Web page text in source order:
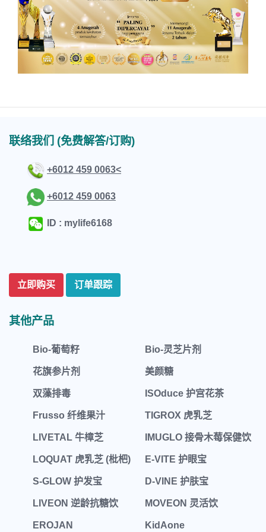
联络我们 (免费解答/订购)
+6012 459 0063<
+6012 459 0063
ID : mylife6168
立即购买 订单跟踪
其他产品
Bio-葡萄籽 Bio-灵芝片剂
花旗参片剂 美颜糖
双藻排毒 ISOduce 护宫花茶
Frusso 纤维果汁 TIGROX 虎乳芝
LIVETAL 牛樟芝 IMUGLO 接骨木莓保健饮
LOQUAT 虎乳芝 (枇杷) E-VITE 护眼宝
S-GLOW 护发宝 D-VINE 护肤宝
LIVEON 逆龄抗糖饮 MOVEON 灵活饮
EROJAN KidAone